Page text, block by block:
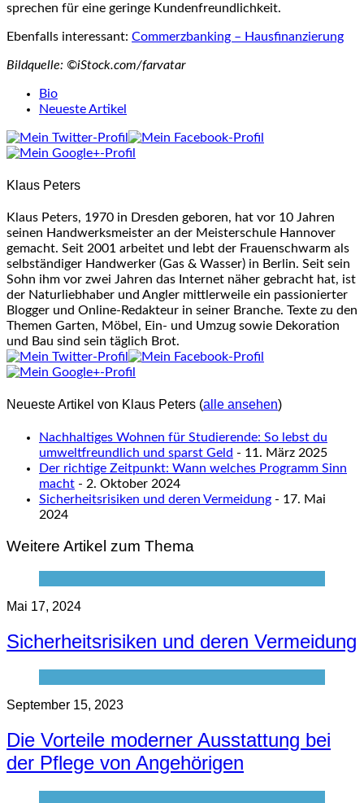
sprechen für eine geringe Kundenfreundlichkeit.
Ebenfalls interessant: Commerzbanking – Hausfinanzierung
Bildquelle: ©iStock.com/farvatar
following
tabs
change
below.
Bio
Neueste Artikel
Klaus Peters
Klaus Peters, 1970 in Dresden geboren, hat vor 10 Jahren
seinen Handwerksmeister an der Meisterschule Hannover
gemacht. Seit 2001 arbeitet und lebt der Frauenschwarm als
selbständiger Handwerker (Gas & Wasser) in Berlin. Seit sein
Sohn ihm vor zwei Jahren das Internet näher gebracht hat, ist
der Naturliebhaber und Angler mittlerweile ein passionierter
Blogger und Online-Redakteur in seiner Branche. Texte zu den
Themen Garten, Möbel, Ein- und Umzug sowie Dekoration
und Bau sind sein täglich Brot.
Neueste Artikel von Klaus Peters (alle ansehen)
Nachhaltiges Wohnen für Studierende: So lebst du
umweltfreundlich und sparst Geld - 11. März 2025
Der richtige Zeitpunkt: Wann welches Programm Sinn
macht - 2. Oktober 2024
Sicherheitsrisiken und deren Vermeidung - 17. Mai
2024
Weitere Artikel zum Thema
Mai 17, 2024
Sicherheitsrisiken und deren Vermeidung
September 15, 2023
Die Vorteile moderner Ausstattung bei
der Pflege von Angehörigen